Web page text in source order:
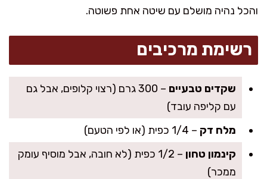
והכל נהיה מושלם עם שיטה אחת פשוטה.
רשימת מרכיבים
שקדים טבעיים
– 300 גרם (רצוי קלופים, אבל גם
עם קליפה עובד)
מלח דק – 1/4 כפית (או לפי הטעם)
קינמון טחון
– 1/2 כפית (לא חובה, אבל מוסיף עומק
ממכר)